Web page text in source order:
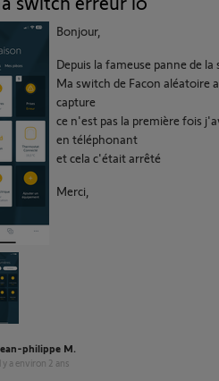
Bonjour,
Depuis la fameuse panne de
Ma switch de Facon aléatoire
capture
ce n'est pas la première fois
en téléphonant
et cela c'était arrêté
Merci,
philippe M.
il y a environ 2 ans